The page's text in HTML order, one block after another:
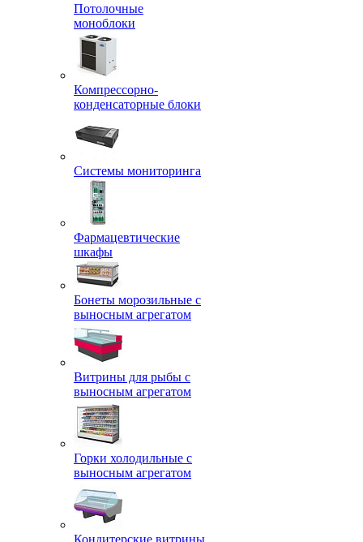
Потолочные
моноблоки
Компрессорно-
конденсаторные блоки
Системы мониторинга
Фармацевтические
шкафы
Бонеты морозильные с
выносным агрегатом
Витрины для рыбы с
выносным агрегатом
Горки холодильные с
выносным агрегатом
Кондитерские витрины